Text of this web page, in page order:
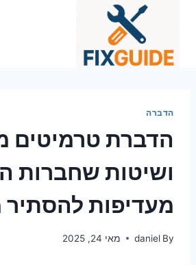
הדברה
הדברת טרמיטים
ושיטות שחברות
מעדיפות
By
daniel מאי 24, 2025